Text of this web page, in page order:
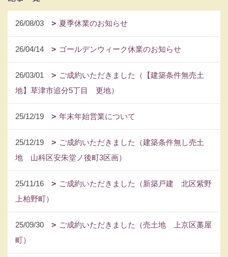
26/08/03 夏季休業のお知らせ
26/04/14 ゴールデンウィーク休業のお知らせ
26/03/01
ご成約いただきました（【建築条件無売土
地】草津市追分5丁目 更地）
25/12/19 年末年始営業について
25/12/19
ご成約いただきました（建築条件無し売土
地 山科区安朱堂ノ後町3区画）
25/11/16
ご成約いただきました（新築戸建 北区紫野
上柏野町）
25/09/30
ご成約いただきました（売土地 上京区藁屋
町）